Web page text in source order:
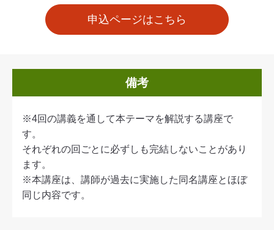
申込ページはこちら
備考
※4回の講義を通して本テーマを解説する講座で
す。
それぞれの回ごとに必ずしも完結しないことがあり
ます。
※本講座は、講師が過去に実施した同名講座とほぼ
同じ内容です。